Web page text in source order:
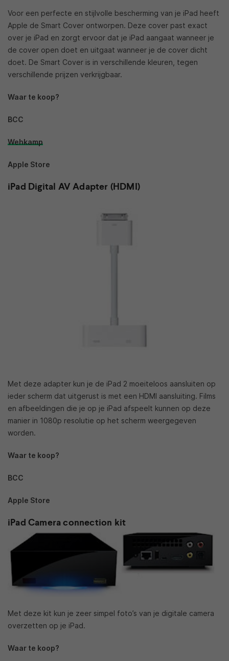
Voor een perfecte en stijlvolle bescherming van je iPad heeft
Apple de Smart Cover ontworpen. Deze cover past exact
over je iPad en zorgt ervoor dat je iPad aangaat wanneer je
de cover open doet en uitgaat wanneer je de cover dicht
doet. De Smart Cover is in verschillende kleuren, tegen
verschillende prijzen verkrijgbaar.
Waar te koop?
BCC
Wehkamp
Apple Store
iPad Digital AV Adapter (HDMI)
Met deze adapter kun je de iPad 2 moeiteloos aansluiten op
ieder scherm dat uitgerust is met een HDMI aansluiting. Films
en afbeeldingen die je op je iPad afspeelt kunnen op deze
manier in 1080p resolutie op het scherm weergegeven
worden.
Waar te koop?
BCC
Apple Store
iPad Camera connection kit
Met deze kit kun je zeer simpel foto’s van je digitale camera
overzetten op je iPad.
Waar te koop?